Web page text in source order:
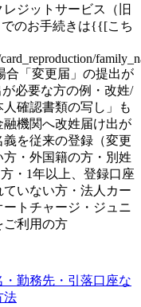
ジットサービス（旧
のお手続きは{{[こち
合「変更届」の提出が
必要な方の例・改姓/
確認書類の写し」も
機関へ改姓届け出が
を従来の登録（変更
・外国籍の方・別姓
・1年以上、登録口座
いない方・法人カー
ートチャージ・ジュニ
ご利用の方
勤務先・引落口座な
法